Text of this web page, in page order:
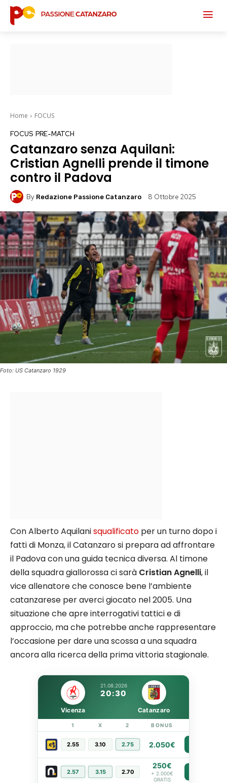
Home FOCUS
FOCUS PRE-MATCH
Catanzaro senza Aquilani:
Cristian Agnelli prende il timone
contro il Padova
By Redazione Passione Catanzaro 8 Ottobre 2025
Foto: US Catanzaro 1929
Con Alberto Aquilanisqualificato per un turno dopo i
fatti di Monza, il Catanzaro si prepara ad affrontare
il Padova con una guida tecnica diversa. Al timone
della squadra giallorossa ci sarà Cristian Agnelli, il
vice allenatore che conosce bene l’ambiente
catanzarese per averci giocato nel 2005. Una
situazione che apre interrogativi tattici e di
approccio, ma che potrebbe anche rappresentare
l’occasione per dare una scossa a una squadra
ancora alla ricerca della prima vittoria stagionale.
21.08.2026
20:30
Vicenza Catanzaro
1 X 2 BONUS
2.55 3.10 2.75 2.050€
2.57 3.15 2.70
250€
+ 2.000€
GRATIS